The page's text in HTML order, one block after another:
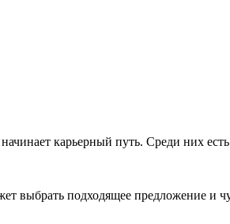
карьерный путь. Среди них
выбрать подходящее предложение и